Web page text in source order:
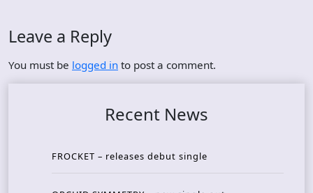
Leave a Reply
You must be logged in to post a comment.
Recent News
FROCKET – releases debut single